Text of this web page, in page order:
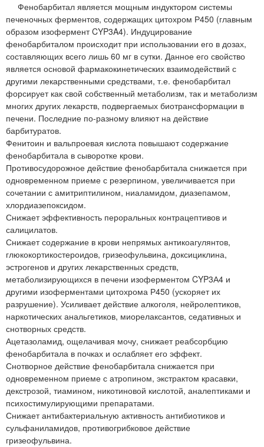
Фенобарбитал является мощным индуктором системы
печеночных ферментов, содержащих цитохром Р450 (главным
образом изофермент CYP3A4). Индуцирование
фенобарбиталом происходит при использовании его в дозах,
составляющих всего лишь 60 мг в сутки. Данное его свойство
является основой фармакокинетических взаимодействий с
другими лекарственными средствами, т.е. фенобарбитал
форсирует как свой собственный метаболизм, так и метаболизм
многих других лекарств, подвергаемых биотрансформации в
печени. Последние по-разному влияют на действие
барбитуратов.
Фенитоин и вальпроевая кислота повышают содержание
фенобарбитала в сыворотке крови.
Противосудорожное действие фенобарбитала снижается при
одновременном приеме с резерпином, увеличивается при
сочетании с амитриптилином, ниаламидом, диазепамом,
хлордиазепоксидом.
Снижает эффективность пероральных контрацептивов и
салицилатов.
Снижает содержание в крови непрямых антикоагулянтов,
глюкокортикостероидов, гризеофульвина, доксициклина,
эстрогенов и других лекарственных средств,
метаболизирующихся в печени изоферментом CYP3А4 и
другими изоферментами цитохрома Р450 (ускоряет их
разрушение). Усиливает действие алкоголя, нейролептиков,
наркотических анальгетиков, миорелаксантов, седативных и
снотворных средств.
Ацетазоламид, ощелачивая мочу, снижает реабсорбцию
фенобарбитала в почках и ослабляет его эффект.
Снотворное действие фенобарбитала снижается при
одновременном приеме с атропином, экстрактом красавки,
декстрозой, тиамином, никотиновой кислотой, аналептиками и
психостимулирующими препаратами.
Снижает антибактериальную активность антибиотиков и
сульфаниламидов, противогрибковое действие
гризеофульвина.